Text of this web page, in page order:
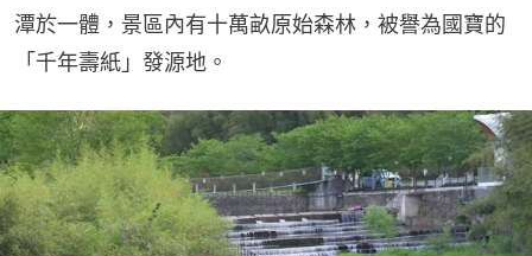
潭於一體，景區內有十萬畝原始森林，被譽為國寶的
「千年壽紙」發源地。